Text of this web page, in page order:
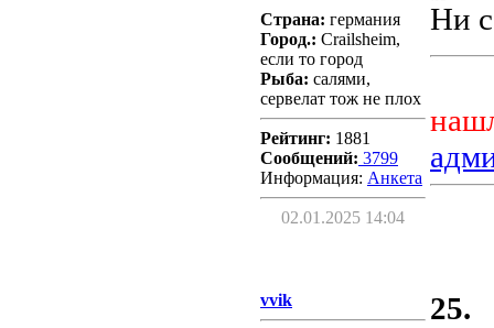
Страна: германия
Город.: Crailsheim,
если то город
Рыба: салями,
сервелат тож не плох
Рейтинг: 1881
Сообщений: 3799
Информация: Aнкета
02.01.2025 14:04
Ни
vvik
25.